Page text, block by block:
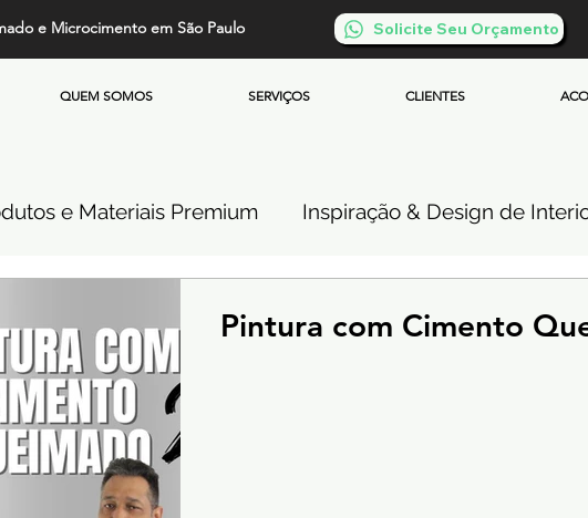
e Microcimento em São Paulo Solicite Seu Orçamento
QUEM SOMOS SERVIÇOS CLIENTES
e Materiais Premium Inspiração & Design de
Microcimento Queimado
Queimado Soluções Especiais
Pintura com Cimento